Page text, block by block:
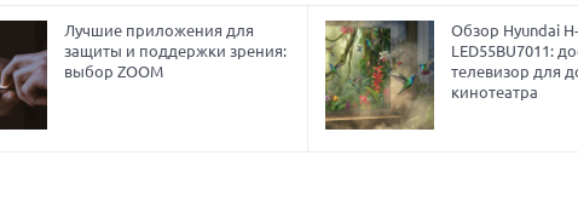
Лучшие приложения для
защиты и поддержки зрения:
выбор ZOOM
Обзор Hyundai H-
LED55BU7011:
телевизор для
кинотеатра